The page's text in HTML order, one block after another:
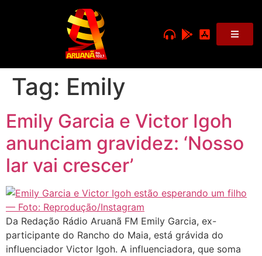
Tag: Emily
Emily Garcia e Victor Igoh
anunciam gravidez: ‘Nosso
lar vai crescer’
Da Redação Rádio Aruanã FM Emily Garcia, ex-
participante do Rancho do Maia, está grávida do
influenciador Victor Igoh. A influenciadora, que soma